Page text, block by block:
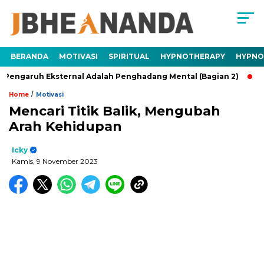
BERANDA MOTIVASI SPIRITUAL HYPNOTHERAPY
Eksternal Adalah Penghadang Mental (Bagian 2) Trauma
Home / Motivasi
Mencari Titik Balik, Mengubah
Arah Kehidupan
Icky
Kamis, 9 November 2023